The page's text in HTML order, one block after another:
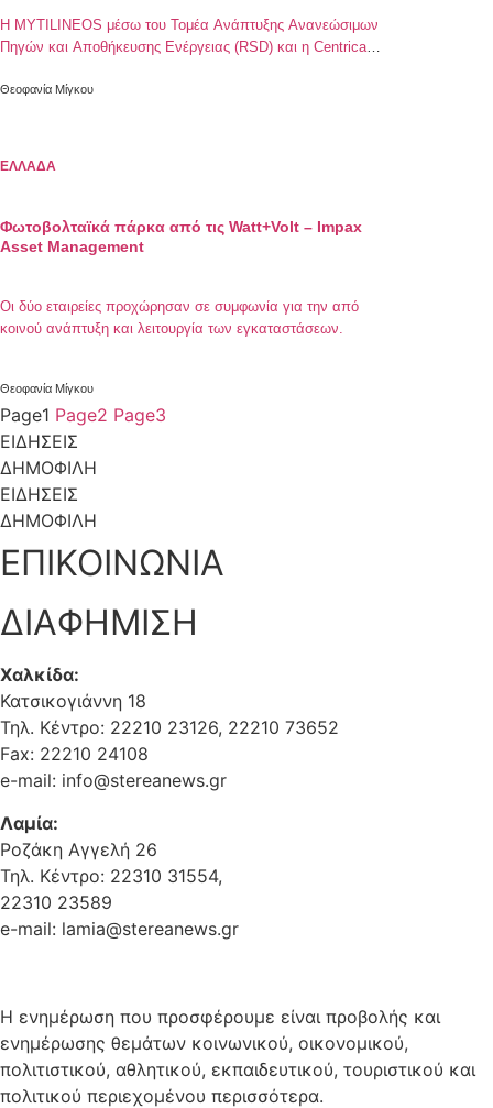
Η MYTILINEOS μέσω του Τομέα Ανάπτυξης Ανανεώσιμων
Πηγών και Αποθήκευσης Ενέργειας (RSD) και η Centrica
Vodafone UK που σχετίζεται με παραγόμενη ενέργεια από
βρίσκονται στις περιοχές Lincolnshire, Worcestershire και
Θεοφανία Μίγκου
ΕΛΛΑΔΑ
Φωτοβολταϊκά πάρκα από τις Watt+Volt – Impax
Asset Management
Οι δύο εταιρείες προχώρησαν σε συμφωνία για την από
κοινού ανάπτυξη και λειτουργία των εγκαταστάσεων.
Θεοφανία Μίγκου
Page1 Page2 Page3
ΕΙΔΗΣΕΙΣ
ΔΗΜΟΦΙΛΗ
ΕΙΔΗΣΕΙΣ
ΔΗΜΟΦΙΛΗ
ΕΠΙΚΟΙΝΩΝΙΑ
ΔΙΑΦΗΜΙΣΗ
Χαλκίδα:
Κατσικογιάννη 18
Τηλ. Κέντρο: 22210 23126, 22210 73652
Fax: 22210 24108
e-mail: info@stereanews.gr
Λαμία:
Ροζάκη Αγγελή 26
Τηλ. Κέντρο: 22310 31554,
22310 23589
e-mail: lamia@stereanews.gr
Η ενημέρωση που προσφέρουμε είναι προβολής και
ενημέρωσης θεμάτων κοινωνικού, οικονομικού,
πολιτιστικού, αθλητικού, εκπαιδευτικού, τουριστικού και
πολιτικού περιεχομένου περισσότερα.